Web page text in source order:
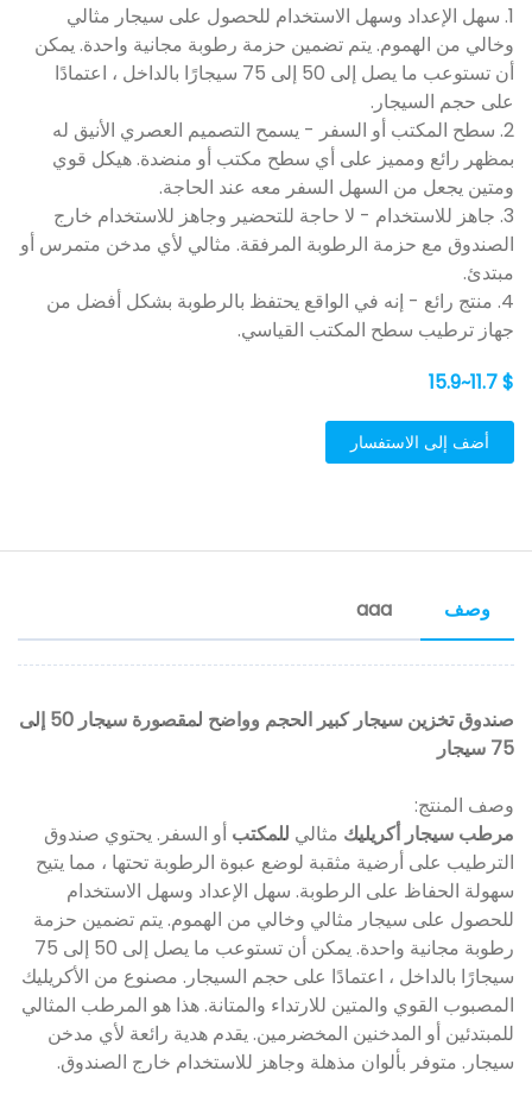
1. سهل الإعداد وسهل الاستخدام للحصول على سيجار مثالي
وخالي من الهموم. يتم تضمين حزمة رطوبة مجانية واحدة. يمكن
أن تستوعب ما يصل إلى 50 إلى 75 سيجارًا بالداخل ، اعتمادًا
على حجم السيجار.
2. سطح المكتب أو السفر - يسمح التصميم العصري الأنيق له
بمظهر رائع ومميز على أي سطح مكتب أو منضدة. هيكل قوي
ومتين يجعل من السهل السفر معه عند الحاجة.
3. جاهز للاستخدام - لا حاجة للتحضير وجاهز للاستخدام خارج
الصندوق مع حزمة الرطوبة المرفقة. مثالي لأي مدخن متمرس أو
مبتدئ.
4. منتج رائع - إنه في الواقع يحتفظ بالرطوبة بشكل أفضل من
جهاز ترطيب سطح المكتب القياسي.
$ 11.7~15.9
أضف إلى الاستفسار
وصف aaa
صندوق تخزين سيجار كبير الحجم وواضح لمقصورة سيجار 50 إلى
75 سيجار
وصف المنتج:
مرطب سيجار أكريليك مثالي للمكتب أو السفر. يحتوي صندوق
الترطيب على أرضية مثقبة لوضع عبوة الرطوبة تحتها ، مما يتيح
سهولة الحفاظ على الرطوبة. سهل الإعداد وسهل الاستخدام
للحصول على سيجار مثالي وخالي من الهموم. يتم تضمين حزمة
رطوبة مجانية واحدة. يمكن أن تستوعب ما يصل إلى 50 إلى 75
سيجارًا بالداخل ، اعتمادًا على حجم السيجار. مصنوع من الأكريليك
المصبوب القوي والمتين للارتداء والمتانة. هذا هو المرطب المثالي
للمبتدئين أو المدخنين المخضرمين. يقدم هدية رائعة لأي مدخن
سيجار. متوفر بألوان مذهلة وجاهز للاستخدام خارج الصندوق.